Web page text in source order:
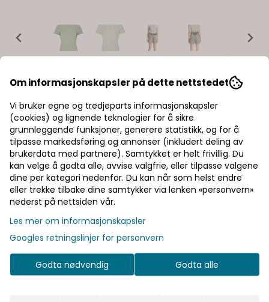
ADV Essence Ss Tee 2 W Glacial
Art.nr: 200008273665
Craft ADV Essence Tee 2 er en myk og funksjonell trenings-
t-skjorte som passer for de fleste typer høyintensive
aktiviteter. T-skjorten er laget av et elastisk materiale av
resirkulert polyester og elastan, og har meshpaneler og
perforerte detaljer som sørger for effektiv ventilasjon. Dette
svært funksjonelle treningsplagget har også et ergonomisk
design som gir optimal passform, bevegelsesfrihet og
komfort. Farge: glacial Egenskaper: Resirkulert polyester og
elastan Ventilerende meshpaneler og perforeringer
Ergonomisk design
Les mer
399,-
Velg størrelse
Legg i handlekurv
Om informasjonskapsler på dette nettstedet
Vi bruker egne og tredjeparts informasjonskapsler
(cookies) og lignende teknologier for å sikre
grunnleggende funksjoner, generere statistikk, og for å
tilpasse markedsføring og annonser (inkludert deling av
brukerdata med partnere). Samtykket er helt frivillig. Du
kan velge å godta alle, avvise valgfrie, eller tilpasse valgene
dine per kategori nedenfor. Du kan når som helst endre
eller trekke tilbake dine samtykker via lenken «personvern»
nederst på nettsiden vår.
Les mer om informasjonskapsler
Googles retningslinjer for personvern
Godta nødvendig Godta alle